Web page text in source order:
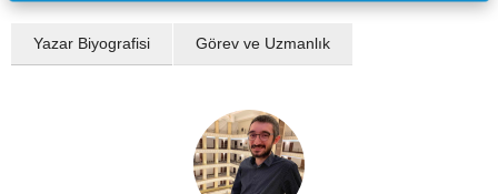
Yazar Biyografisi Görev ve Uzmanlık